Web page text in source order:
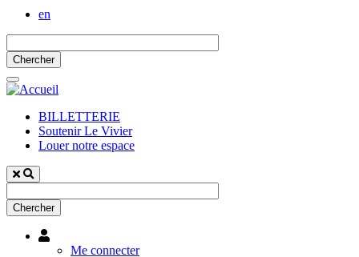
en
BILLETTERIE
Soutenir Le Vivier
Louer notre espace
Utilisateur
Me connecter